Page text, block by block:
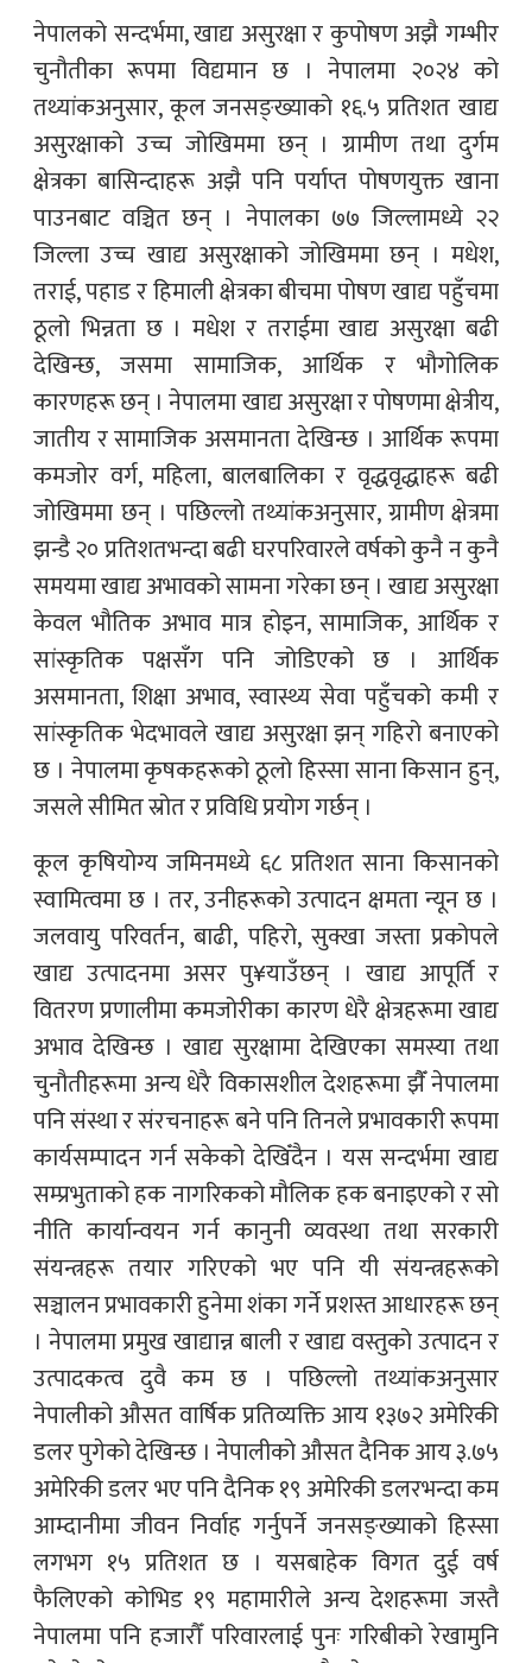
नेपालको सन्दर्भमा, खाद्य असुरक्षा र कुपोषण अझै गम्भीर
चुनौतीका रूपमा विद्यमान छ । नेपालमा २०२४ को
तथ्यांकअनुसार, कूल जनसङ्ख्याको १६.५ प्रतिशत खाद्य
असुरक्षाको उच्च जोखिममा छन् । ग्रामीण तथा दुर्गम
क्षेत्रका बासिन्दाहरू अझै पनि पर्याप्त पोषणयुक्त खाना
पाउनबाट वञ्चित छन् । नेपालका ७७ जिल्लामध्ये २२
जिल्ला उच्च खाद्य असुरक्षाको जोखिममा छन् । मधेश,
तराई, पहाड र हिमाली क्षेत्रका बीचमा पोषण खाद्य पहुँचमा
ठूलो भिन्नता छ । मधेश र तराईमा खाद्य असुरक्षा बढी
देखिन्छ, जसमा सामाजिक, आर्थिक र भौगोलिक
कारणहरू छन् । नेपालमा खाद्य असुरक्षा र पोषणमा क्षेत्रीय,
जातीय र सामाजिक असमानता देखिन्छ । आर्थिक रूपमा
कमजोर वर्ग, महिला, बालबालिका र वृद्धवृद्धाहरू बढी
जोखिममा छन् । पछिल्लो तथ्यांकअनुसार, ग्रामीण क्षेत्रमा
झन्डै २० प्रतिशतभन्दा बढी घरपरिवारले वर्षको कुनै न कुनै
समयमा खाद्य अभावको सामना गरेका छन् । खाद्य असुरक्षा
केवल भौतिक अभाव मात्र होइन, सामाजिक, आर्थिक र
सांस्कृतिक पक्षसँग पनि जोडिएको छ । आर्थिक
असमानता, शिक्षा अभाव, स्वास्थ्य सेवा पहुँचको कमी र
सांस्कृतिक भेदभावले खाद्य असुरक्षा झन् गहिरो बनाएको
छ । नेपालमा कृषकहरूको ठूलो हिस्सा साना किसान हुन्,
जसले सीमित स्रोत र प्रविधि प्रयोग गर्छन् ।
कूल कृषियोग्य जमिनमध्ये ६८ प्रतिशत साना किसानको
स्वामित्वमा छ । तर, उनीहरूको उत्पादन क्षमता न्यून छ ।
जलवायु परिवर्तन, बाढी, पहिरो, सुक्खा जस्ता प्रकोपले
खाद्य उत्पादनमा असर पु¥याउँछन् । खाद्य आपूर्ति र
वितरण प्रणालीमा कमजोरीका कारण धेरै क्षेत्रहरूमा खाद्य
अभाव देखिन्छ । खाद्य सुरक्षामा देखिएका समस्या तथा
चुनौतीहरूमा अन्य धेरै विकासशील देशहरूमा झैँ नेपालमा
पनि संस्था र संरचनाहरू बने पनि तिनले प्रभावकारी रूपमा
कार्यसम्पादन गर्न सकेको देखिँदैन । यस सन्दर्भमा खाद्य
सम्प्रभुताको हक नागरिकको मौलिक हक बनाइएको र सो
नीति कार्यान्वयन गर्न कानुनी व्यवस्था तथा सरकारी
संयन्त्रहरू तयार गरिएको भए पनि यी संयन्त्रहरूको
सञ्चालन प्रभावकारी हुनेमा शंका गर्ने प्रशस्त आधारहरू छन्
। नेपालमा प्रमुख खाद्यान्न बाली र खाद्य वस्तुको उत्पादन र
उत्पादकत्व दुवै कम छ । पछिल्लो तथ्यांकअनुसार
नेपालीको औसत वार्षिक प्रतिव्यक्ति आय १३७२ अमेरिकी
डलर पुगेको देखिन्छ । नेपालीको औसत दैनिक आय ३.७५
अमेरिकी डलर भए पनि दैनिक १९ अमेरिकी डलरभन्दा कम
आम्दानीमा जीवन निर्वाह गर्नुपर्ने जनसङ्ख्याको हिस्सा
लगभग १५ प्रतिशत छ । यसबाहेक विगत दुई वर्ष
फैलिएको कोभिड १९ महामारीले अन्य देशहरूमा जस्तै
नेपालमा पनि हजारौँ परिवारलाई पुनः गरिबीको रेखामुनि